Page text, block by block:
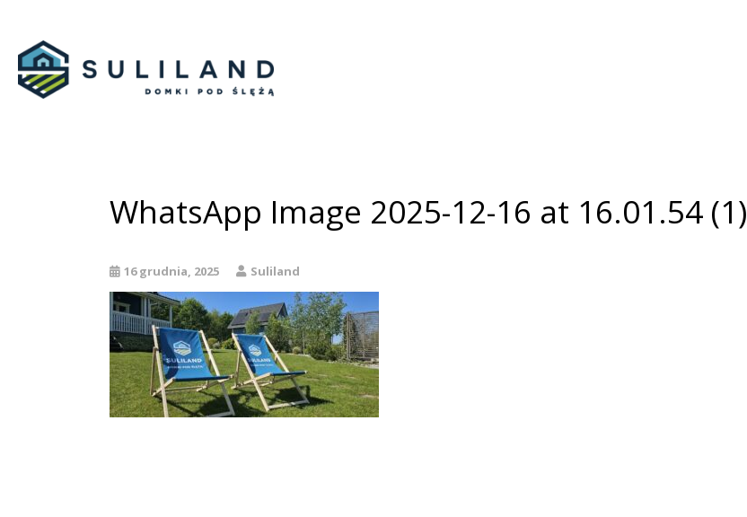
WhatsApp Image 2025-12-16 at 16.01.54 (1)
16 grudnia, 2025 Suliland